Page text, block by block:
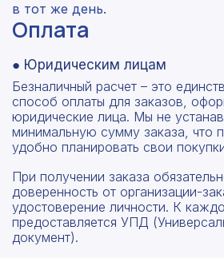
в тот же день.
Оплата
● Юридическим лицам
Безналичный расчет – это
способ оплаты для заказов,
юридические лица. Мы не
минимальную сумму заказа, что
удобно планировать свои
При получении заказа
доверенность от организации-
удостоверение личности. К
предоставляется УПД
документ).